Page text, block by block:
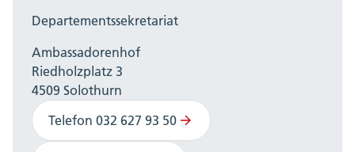
Departementssekretariat
Ambassadorenhof
Riedholzplatz 3
4509 Solothurn
Telefon 032 627 93 50